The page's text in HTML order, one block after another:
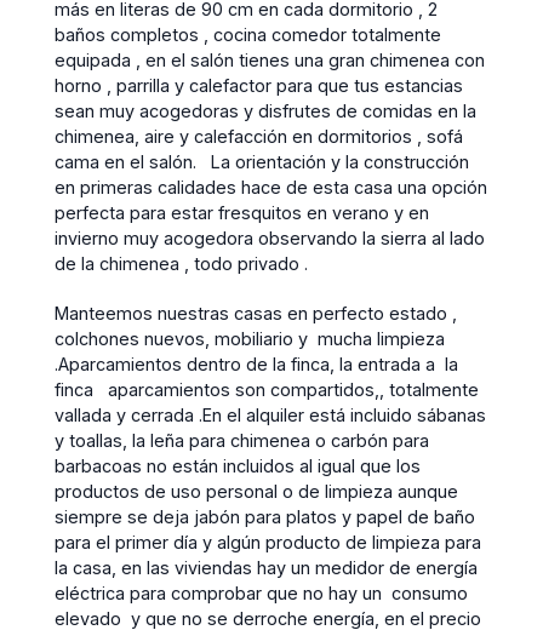
más en literas de 90 cm en cada dormitorio , 2
baños completos , cocina comedor totalmente
equipada , en el salón tienes una gran chimenea con
horno , parrilla y calefactor para que tus estancias
sean muy acogedoras y disfrutes de comidas en la
chimenea, aire y calefacción en dormitorios , sofá
cama en el salón. La orientación y la construcción
en primeras calidades hace de esta casa una opción
perfecta para estar fresquitos en verano y en
invierno muy acogedora observando la sierra al lado
de la chimenea , todo privado .
Manteemos nuestras casas en perfecto estado ,
colchones nuevos, mobiliario y mucha limpieza
.Aparcamientos dentro de la finca, la entrada a la
finca aparcamientos son compartidos,, totalmente
vallada y cerrada .En el alquiler está incluido sábanas
y toallas, la leña para chimenea o carbón para
barbacoas no están incluidos al igual que los
productos de uso personal o de limpieza aunque
siempre se deja jabón para platos y papel de baño
para el primer día y algún producto de limpieza para
la casa, en las viviendas hay un medidor de energía
eléctrica para comprobar que no hay un consumo
elevado y que no se derroche energía, en el precio